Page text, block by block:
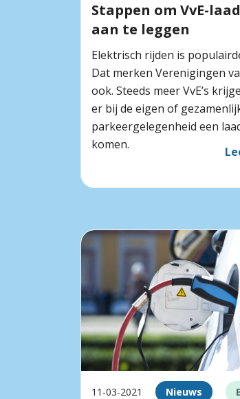
Stappen om VvE-
aan te leggen
Elektrisch rijden is
Dat merken Verenigingen
ook. Steeds meer VvE’s
er bij de eigen of
parkeergelegenheid een
komen.
11-03-2021 Nieuws